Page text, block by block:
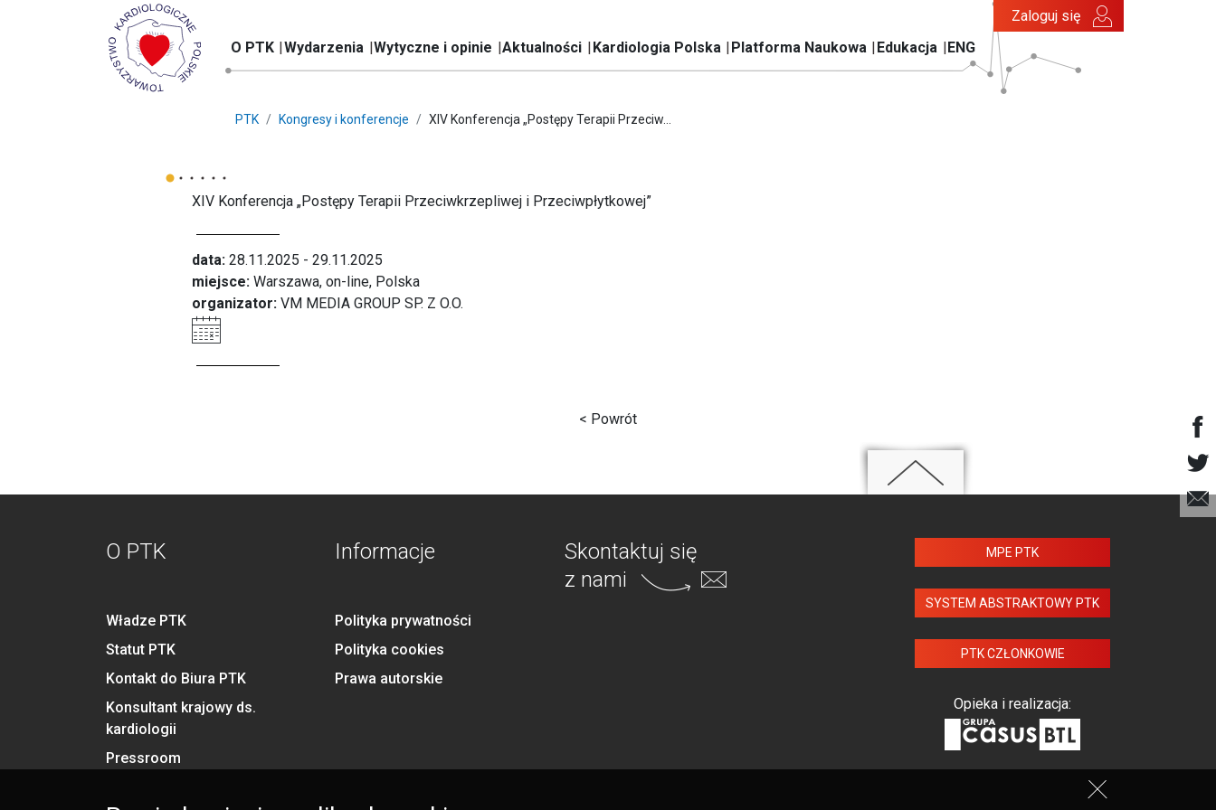
O PTK Wydarzenia Wytyczne i opinie Aktualności Kardiologia Polska Platforma Naukowa Edukacja ENG
Zaloguj się
PTK Kongresy i konferencje XIV Konferencja „Postępy Terapii Przeciw...
XIV Konferencja „Postępy Terapii Przeciwkrzepliwej i Przeciwpłytkowej”
data: 28.11.2025 - 29.11.2025
miejsce: Warszawa, on-line, Polska
organizator: VM MEDIA GROUP SP. Z O.O.
< Powrót
O PTK
Władze PTK
Statut PTK
Kontakt do Biura PTK
Konsultant krajowy ds.
kardiologii
Pressroom
Informacje
Polityka prywatności
Polityka cookies
Prawa autorskie
Skontaktuj się
z nami
MPE PTK
SYSTEM ABSTRAKTOWY PTK
PTK CZŁONKOWIE
Opieka i realizacja: